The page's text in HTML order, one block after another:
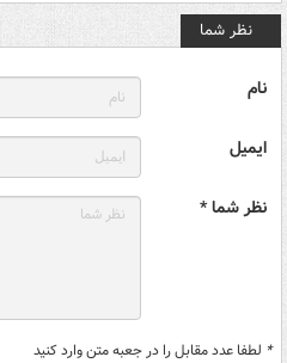
نظر شما
نام
ایمیل
نظر شما *
* لطفا عدد مقابل را در جعبه متن وارد کنید